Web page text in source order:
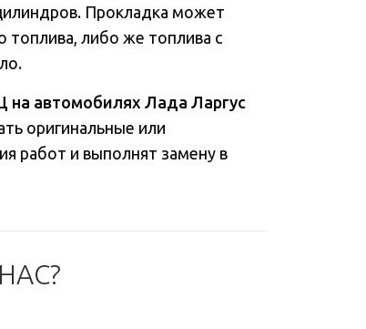
Прокладка может
топлива, либо же топлива с
на автомобилях Лада Ларгус
оригинальные или
работ и выполнят замену в